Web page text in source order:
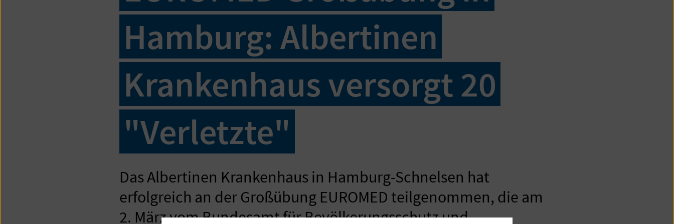
Hamburg: Albertinen
Krankenhaus versorgt 20
"Verletzte"
Das Albertinen Krankenhaus in Hamburg-Schnelsen hat
erfolgreich an der Großübung EUROMED teilgenommen, die am
2. März vom Bundesamt für Bevölkerungsschutz und